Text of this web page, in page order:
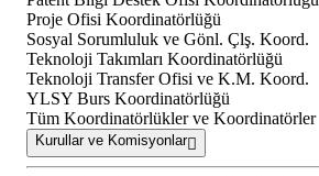
Proje Ofisi Koordinatörlüğü
Sosyal Sorumluluk ve Gönl. Çlş. Koord.
Teknoloji Takımları Koordinatörlüğü
Teknoloji Transfer Ofisi ve K.M. Koord.
YLSY Burs Koordinatörlüğü
Tüm Koordinatörlükler ve Koordinatörler
Kurullar ve Komisyonlar